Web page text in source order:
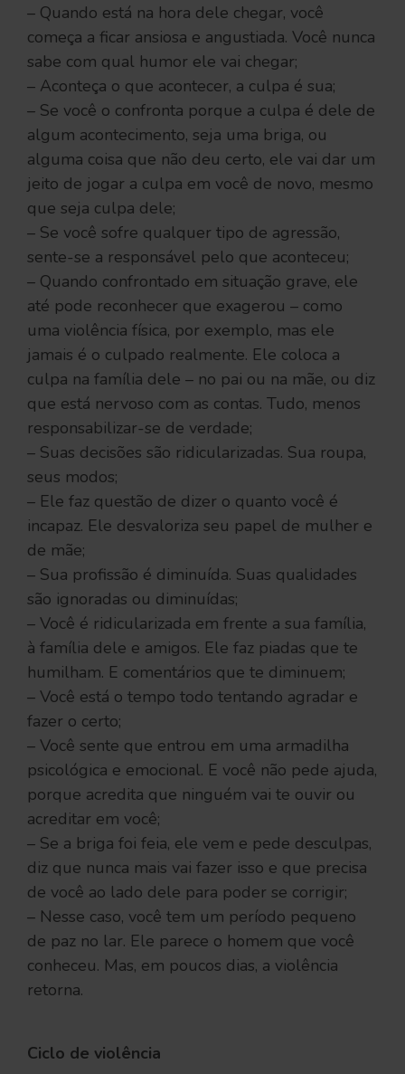
– Quando está na hora dele chegar, você
começa a ficar ansiosa e angustiada. Você nunca
sabe com qual humor ele vai chegar;
– Aconteça o que acontecer, a culpa é sua;
– Se você o confronta porque a culpa é dele de
algum acontecimento, seja uma briga, ou
alguma coisa que não deu certo, ele vai dar um
jeito de jogar a culpa em você de novo, mesmo
que seja culpa dele;
– Se você sofre qualquer tipo de agressão,
sente-se a responsável pelo que aconteceu;
– Quando confrontado em situação grave, ele
até pode reconhecer que exagerou – como
uma violência física, por exemplo, mas ele
jamais é o culpado realmente. Ele coloca a
culpa na família dele – no pai ou na mãe, ou diz
que está nervoso com as contas. Tudo, menos
responsabilizar-se de verdade;
– Suas decisões são ridicularizadas. Sua roupa,
seus modos;
– Ele faz questão de dizer o quanto você é
incapaz. Ele desvaloriza seu papel de mulher e
de mãe;
– Sua profissão é diminuída. Suas qualidades
são ignoradas ou diminuídas;
– Você é ridicularizada em frente a sua família,
à família dele e amigos. Ele faz piadas que te
humilham. E comentários que te diminuem;
– Você está o tempo todo tentando agradar e
fazer o certo;
– Você sente que entrou em uma armadilha
psicológica e emocional. E você não pede ajuda,
porque acredita que ninguém vai te ouvir ou
acreditar em você;
– Se a briga foi feia, ele vem e pede desculpas,
diz que nunca mais vai fazer isso e que precisa
de você ao lado dele para poder se corrigir;
– Nesse caso, você tem um período pequeno
de paz no lar. Ele parece o homem que você
conheceu. Mas, em poucos dias, a violência
retorna.
Ciclo de violência